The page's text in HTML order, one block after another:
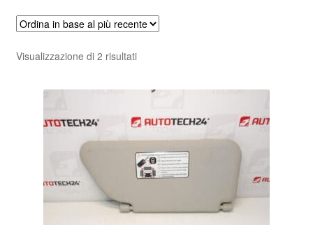
Visualizzazione di 2 risultatiOrdina
più
recente